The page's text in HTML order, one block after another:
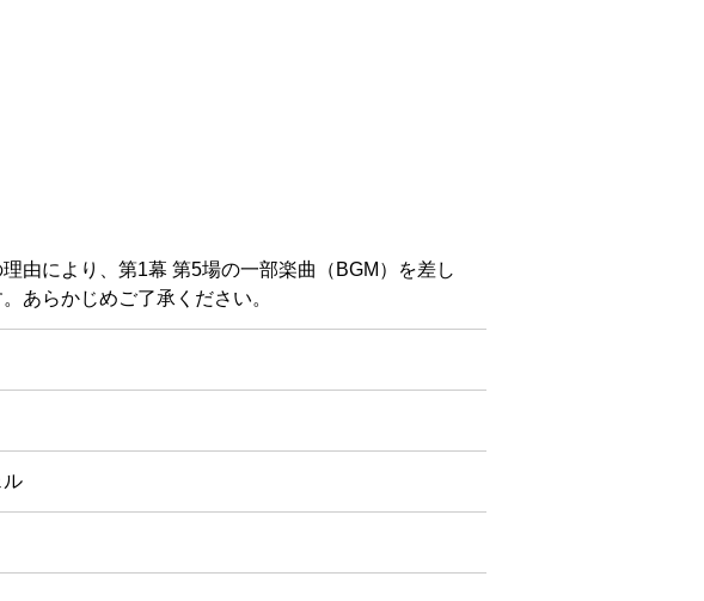
由により、第1幕 第5場の一部楽曲（BGM）を差し
あらかじめご了承ください。
ル